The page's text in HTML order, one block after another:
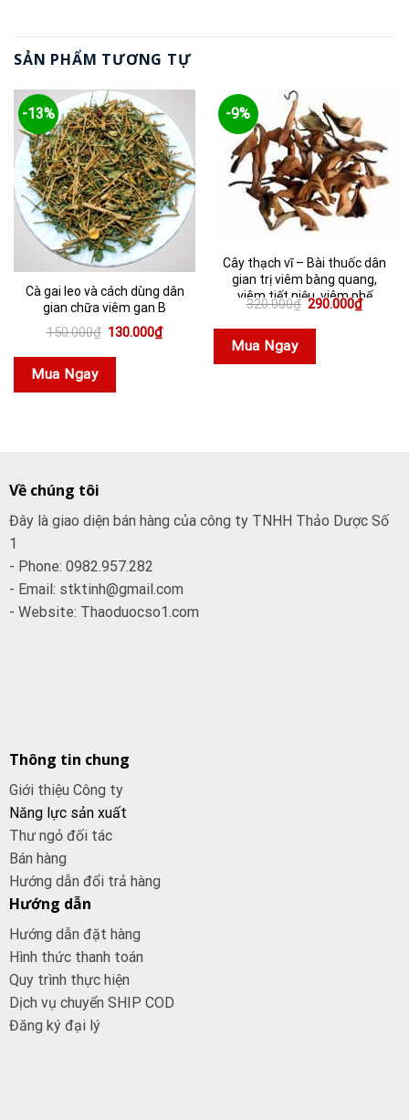
SẢN PHẨM TƯƠNG TỰ
-13%
Cà gai leo và cách dùng dân
gian chữa viêm gan B
150.000₫ Giá
là:
130.000₫Giá
hiện
Mua Ngay
-9%
Cây thạch vĩ – Bài thuốc dân
gian trị viêm bàng quang,
viêm tiết niệu, viêm phế
quản
320.000₫ Giá
là:
290.000₫Giá
hiện
Mua Ngay
Về chúng tôi
Đây là giao diện bán hàng của công ty TNHH Thảo Dược Số
1
- Phone: 0982.957.282
- Email: stktinh@gmail.com
- Website: Thaoduocso1.com
Thông tin chung
Giới thiệu Công ty
Năng lực sản xuất
Thư ngỏ đối tác
Bán hàng
Hướng dẫn đổi trả hàng
Hướng dẫn
Hướng dẫn đặt hàng
Hình thức thanh toán
Quy trình thực hiện
Dịch vụ chuyển SHIP COD
Đăng ký đại lý